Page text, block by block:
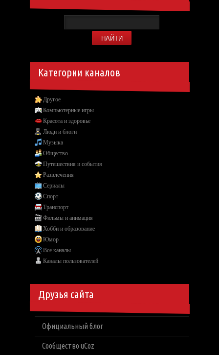
Категории каналов
Другое
Компьютерные игры
Красота и здоровье
Люди и блоги
Музыка
Общество
Путешествия и события
Развлечения
Сериалы
Спорт
Транспорт
Фильмы и анимация
Хобби и образование
Юмор
Все каналы
Каналы пользователей
Друзья сайта
Официальный блог
Сообщество uCoz